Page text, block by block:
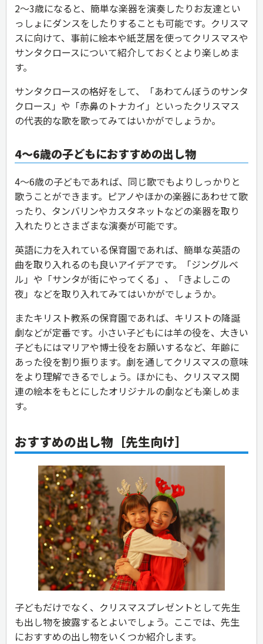
2〜3歳になると、簡単な楽器を演奏したりお友達とい
っしょにダンスをしたりすることも可能です。クリスマ
スに向けて、事前に絵本や紙芝居を使ってクリスマスや
サンタクロースについて紹介しておくとより楽しめま
す。
サンタクロースの格好をして、「あわてんぼうのサンタ
クロース」や「赤鼻のトナカイ」といったクリスマス
の代表的な歌を歌ってみてはいかがでしょうか。
4〜6歳の子どもにおすすめの出し物
4〜6歳の子どもであれば、同じ歌でもよりしっかりと
歌うことができます。ピアノやほかの楽器にあわせて歌
ったり、タンバリンやカスタネットなどの楽器を取り
入れたりとさまざまな演奏が可能です。
英語に力を入れている保育園であれば、簡単な英語の
曲を取り入れるのも良いアイデアです。「ジングルベ
ル」や「サンタが街にやってくる」、「きよしこの
夜」などを取り入れてみてはいかがでしょうか。
またキリスト教系の保育園であれば、キリストの降誕
劇などが定番です。小さい子どもには羊の役を、大きい
子どもにはマリアや博士役をお願いするなど、年齢に
あった役を割り振ります。劇を通してクリスマスの意味
をより理解できるでしょう。ほかにも、クリスマス関
連の絵本をもとにしたオリジナルの劇なども楽しめま
す。
おすすめの出し物［先生向け］
子どもだけでなく、クリスマスプレゼントとして先生
も出し物を披露するとよいでしょう。ここでは、先生
におすすめの出し物をいくつか紹介します。